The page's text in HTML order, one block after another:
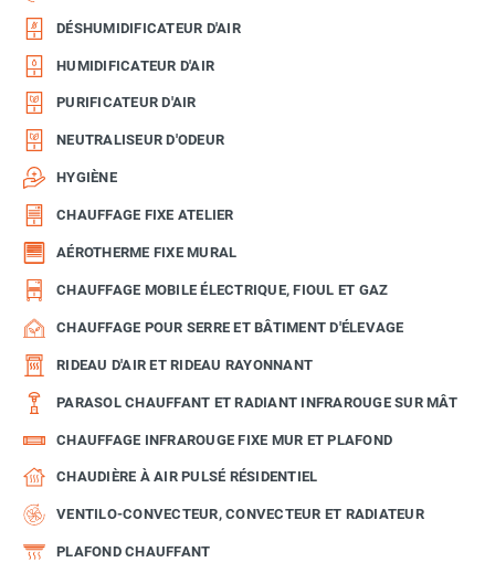
DÉSHUMIDIFICATEUR D'AIR
HUMIDIFICATEUR D'AIR
PURIFICATEUR D'AIR
NEUTRALISEUR D'ODEUR
HYGIÈNE
CHAUFFAGE FIXE ATELIER
AÉROTHERME FIXE MURAL
CHAUFFAGE MOBILE ÉLECTRIQUE, FIOUL ET GAZ
CHAUFFAGE POUR SERRE ET BÂTIMENT D'ÉLEVAGE
RIDEAU D'AIR ET RIDEAU RAYONNANT
PARASOL CHAUFFANT ET RADIANT INFRAROUGE SUR MÂT
CHAUFFAGE INFRAROUGE FIXE MUR ET PLAFOND
CHAUDIÈRE À AIR PULSÉ RÉSIDENTIEL
VENTILO-CONVECTEUR, CONVECTEUR ET RADIATEUR
PLAFOND CHAUFFANT